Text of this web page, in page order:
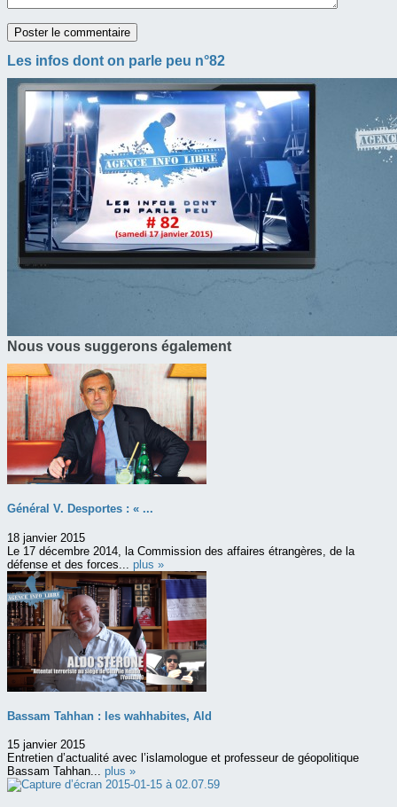
Les infos dont on parle peu n°82
Nous vous suggerons également
Général V. Desportes : « ...
18 janvier 2015
Le 17 décembre 2014, la Commission des affaires étrangères, de la
défense et des forces... plus »
Bassam Tahhan : les wahhabites, Ald
15 janvier 2015
Entretien d’actualité avec l’islamologue et professeur de géopolitique
Bassam Tahhan... plus »